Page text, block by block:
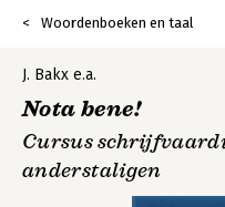
Woordenboeken en taal
J. Bakx e.a.
Nota bene!
Cursus
anderstaligen